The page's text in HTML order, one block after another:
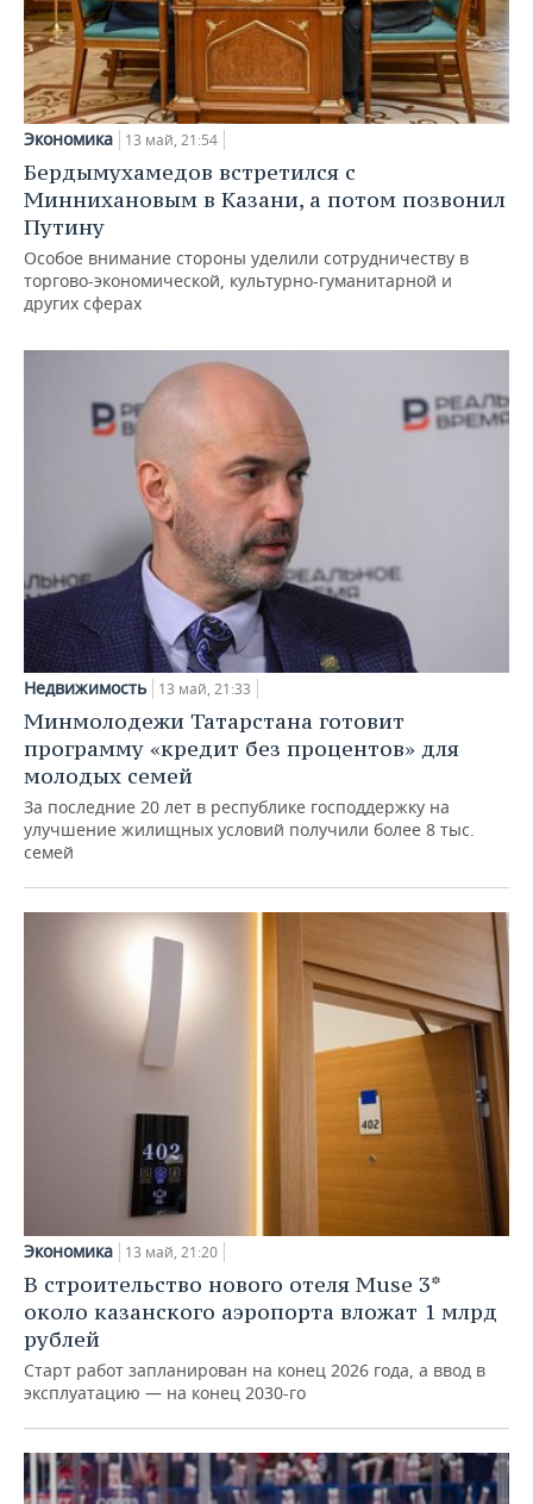
Экономика 13 май, 21:54
Бердымухамедов встретился с
Миннихановым в Казани, а потом позвонил
Путину
Особое внимание стороны уделили сотрудничеству в
торгово-экономической, культурно-гуманитарной и
других сферах
Недвижимость 13 май, 21:33
Минмолодежи Татарстана готовит
программу «кредит без процентов» для
молодых семей
За последние 20 лет в республике господдержку на
улучшение жилищных условий получили более 8 тыс.
семей
Экономика 13 май, 21:20
В строительство нового отеля Muse 3*
около казанского аэропорта вложат 1 млрд
рублей
Старт работ запланирован на конец 2026 года, а ввод в
эксплуатацию — на конец 2030-го